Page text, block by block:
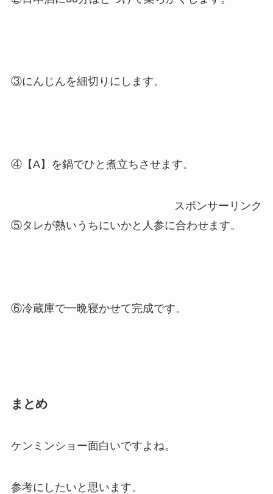
③にんじんを細切りにします。
④【A】を鍋でひと煮立ちさせます。
スポンサーリンク
⑤タレが熱いうちにいかと人参に合わせます。
⑥冷蔵庫で一晩寝かせて完成です。
まとめ
ケンミンショー面白いですよね。
参考にしたいと思います。